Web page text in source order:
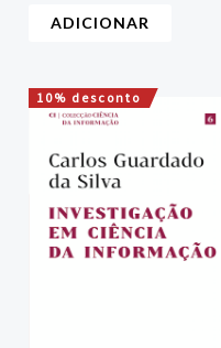
ADICIONAR
10% desconto
O
preço
original
era:
15,00 €.
O
atual
é: